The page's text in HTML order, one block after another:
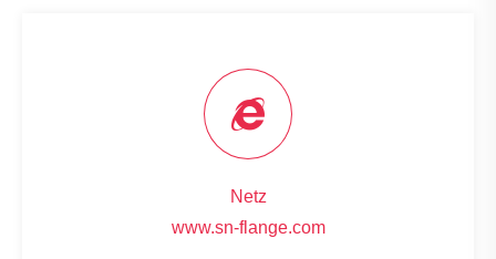
Netz
www.sn-flange.com